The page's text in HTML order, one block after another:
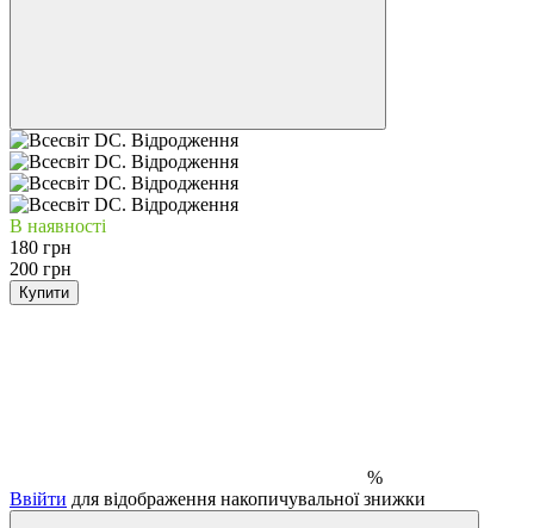
В наявності
180 грн
200 грн
Купити
%
Ввійти для відображення накопичувальної знижки